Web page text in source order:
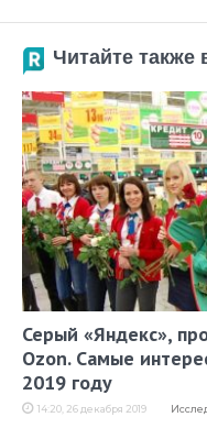
Читайте также
Серый «Яндекс»,
Ozon. Самые
2019 году
14:20, 26 декабря 2019